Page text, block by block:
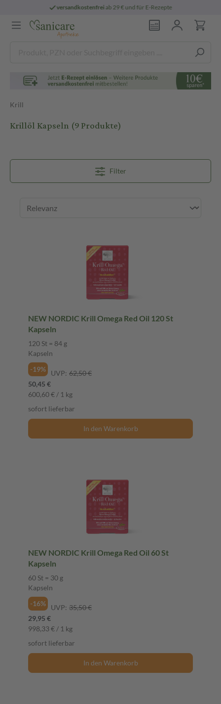
persönlichepharmazeutische Beratung
Krill
Krillöl Kapseln (9 Produkte)
Filter
NEW NORDIC Krill Omega Red Oil 120 St
Kapseln
120 St = 84 g
Kapseln
-19%
UVP: 62,50 €
50,45 €
600,60 € / 1 kg
sofort lieferbar
In den Warenkorb
NEW NORDIC Krill Omega Red Oil 60 St
Kapseln
60 St = 30 g
Kapseln
-16%
UVP: 35,50 €
29,95 €
998,33 € / 1 kg
sofort lieferbar
In den Warenkorb